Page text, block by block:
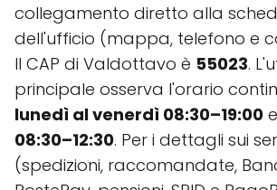
collegamento diretto alla
dell'ufficio (mappa, telefono e
Il CAP di Valdottavo è 55023.
principale osserva l'orario
lunedì al venerdì 08:30–19:00
08:30–12:30. Per i dettagli sui
(spedizioni, raccomandate,